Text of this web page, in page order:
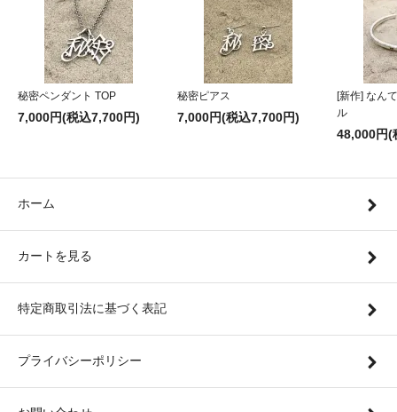
秘密ペンダント TOP
7,000円(税込7,700円)
秘密ピアス
7,000円(税込7,700円)
[新作] なん
ル
48,000円(
ホーム
カートを見る
特定商取引法に基づく表記
プライバシーポリシー